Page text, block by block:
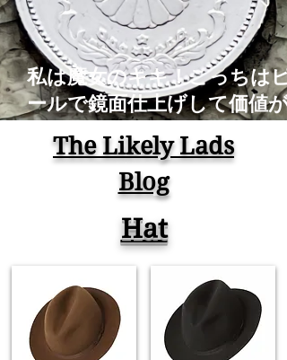
私は魔女のキキ！こっちはピ
ールで鏡面仕上げして価値が
くなったアルミの古銭！コイ
磨き Old Coins Restoration
Time Lapse ASMR
The Likely Lads
Blog
Hat